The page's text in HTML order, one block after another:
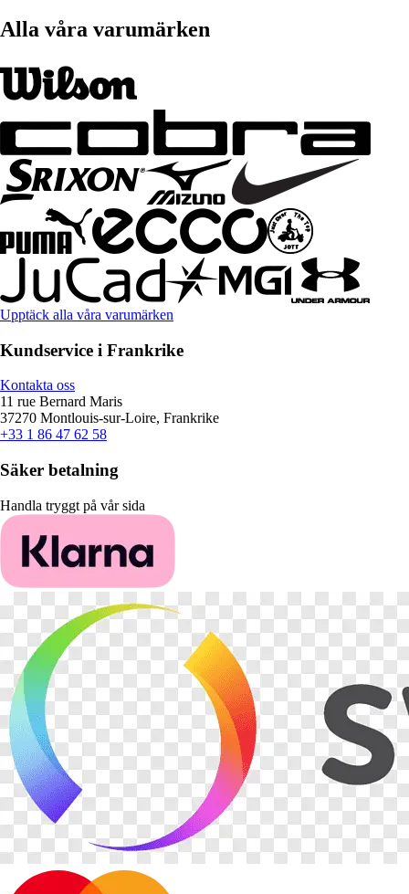
Alla våra varumärken
Upptäck alla våra varumärken
Kundservice i Frankrike
Kontakta oss
11 rue Bernard Maris
37270 Montlouis-sur-Loire, Frankrike
+33 1 86 47 62 58
Säker betalning
Handla tryggt på vår sida